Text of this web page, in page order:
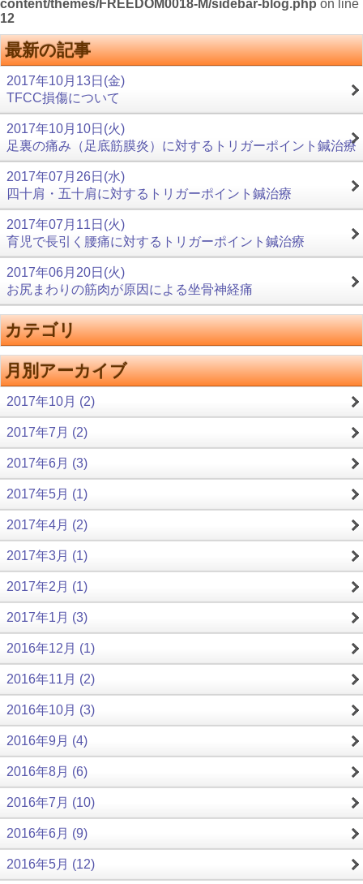
content/themes/FREEDOM0018-M/sidebar-blog.php on line
12
最新の記事
2017年10月13日(金)
TFCC損傷について
2017年10月10日(火)
足裏の痛み（足底筋膜炎）に対するトリガーポイント鍼治療
2017年07月26日(水)
四十肩・五十肩に対するトリガーポイント鍼治療
2017年07月11日(火)
育児で長引く腰痛に対するトリガーポイント鍼治療
2017年06月20日(火)
お尻まわりの筋肉が原因による坐骨神経痛
カテゴリ
月別アーカイブ
2017年10月 (2)
2017年7月 (2)
2017年6月 (3)
2017年5月 (1)
2017年4月 (2)
2017年3月 (1)
2017年2月 (1)
2017年1月 (3)
2016年12月 (1)
2016年11月 (2)
2016年10月 (3)
2016年9月 (4)
2016年8月 (6)
2016年7月 (10)
2016年6月 (9)
2016年5月 (12)